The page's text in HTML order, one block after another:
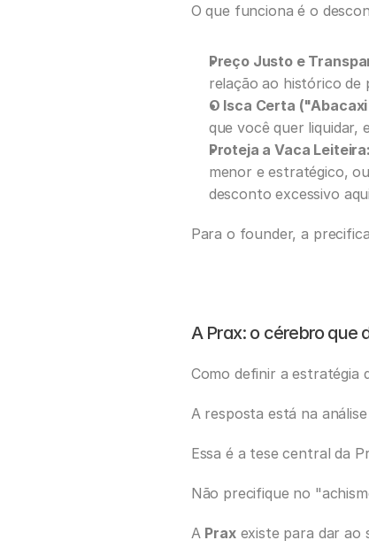
O que funciona é o
Preço Justo e
relação ao histórico de
O Isca Certa
que você quer liquidar,
Proteja a Vaca Leiteira:
menor e estratégico,
desconto excessivo
Para o founder, a
A Prax: o cérebro que
Como definir a estratégia
A resposta está na
Essa é a tese central da
Não precifique no
A Prax existe para dar ao